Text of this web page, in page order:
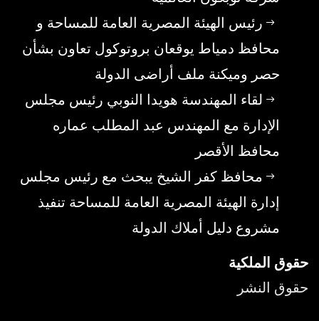
رئيس الهيئة المصرية العامة للمساحة و
محافظ دمياط يوقعان بروتوكول تعاون بشأن
حصر وميكنة ملف أراضى الدولة
لقاء المهندسة هويدا النوبي رئيس مجلس
الإدارة مع المهندس عبد المطلب عماره
محافظ الأقصر
محافظ كفر الشيخ يبحث مع رئيس مجلس
إدارة الهيئة المصرية العامة للمساحة تنفيذ
مشروع دليل أملاك الدولة
حقوق الملكية
حقوق النشر